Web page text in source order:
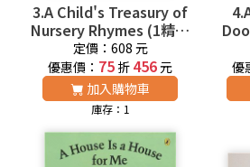
3.A Child's Treasury of
Nursery Rhymes (1精裝
+內附音檔網址) 廖彩杏老
師推薦有聲書第2年第20
週
定價：608 元
優惠價： 75 折 456元
加入購物車
庫存：1
優